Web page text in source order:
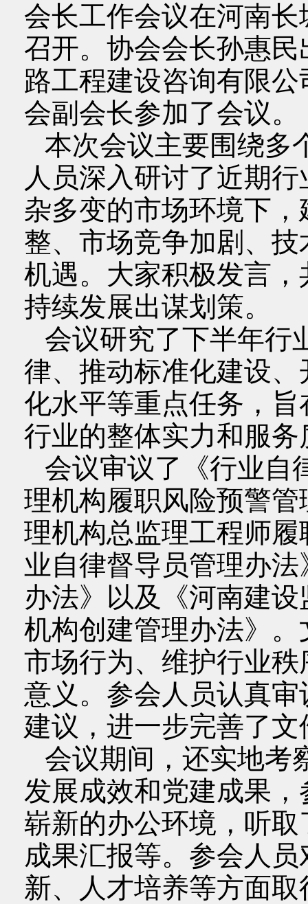
会长工作会议在河南
召开。协会会长孙惠
路工程建设咨询有限
会副会长参加了会议。
本次会议主要围绕多
人员深入研讨了近期
杂多变的市场环境下
整、市场竞争加剧、
机遇。大家积极发言
持续发展出谋划策。
会议研究了下半年行
律、推动标准化建设
化水平等重点任务，
行业的整体实力和服务
会议审议了《行业自
理机构履职风险预警
理机构总监理工程师
业自律督导员管理办
办法》以及《河南建
机构创建管理办法》
市场行为、维护行业
意义。参会人员认真
建议，进一步完善了文
会议期间，还实地考
发展成效和党建成果
崭新的办公环境，听
成果汇报等。参会人
新、人才培养等方面